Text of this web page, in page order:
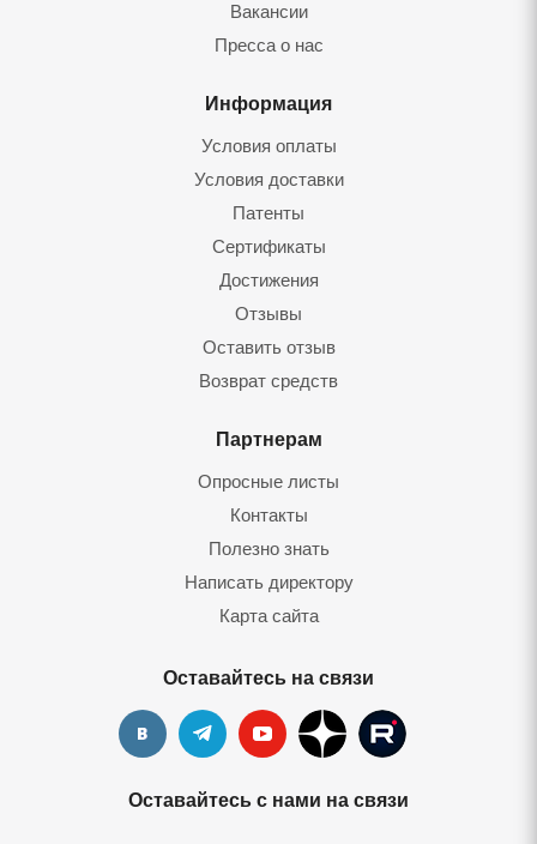
Вакансии
Пресса о нас
Информация
Условия оплаты
Условия доставки
Патенты
Сертификаты
Достижения
Отзывы
Оставить отзы
Возврат средст
Партнерам
Опросные листы
Контакты
Полезно знать
Написать директору
Карта сайта
Оставайтесь на связи
Оставайтесь с нами на связи